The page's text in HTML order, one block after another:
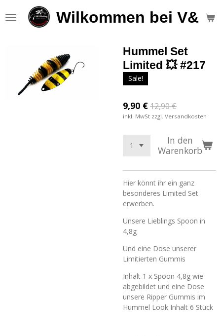
Hauptinhalt
Wilkommen bei V&S
Hummel Set
Limited 💥 #217
Sale!
9,90 €12,90 €
inkl. MwSt zzgl. Versandkosten
In den
Warenkorb
Hier könnt ihr ein ganz
besonderes Limited Set
erwerben.
Unsere Lieblings Spoon in
4,8g
Und eine Dose unserer
Limitierten Gummis
Inhalt 1 x Spoon 4,8g wie
abgebildet und eine Dose
unsere Ripper Gummis im
Hummel Look Inhalt 6 Stück